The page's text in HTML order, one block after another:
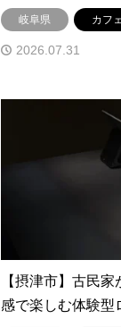
岐阜県 カフ
2026.07.31
【摂津市】古民
感で楽しむ体験